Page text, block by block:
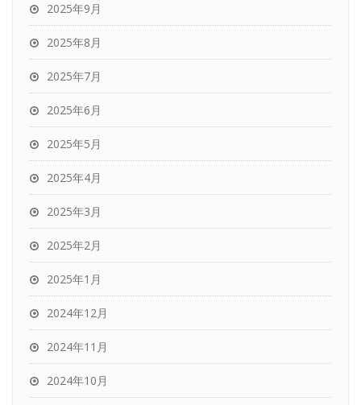
2025年9月
2025年8月
2025年7月
2025年6月
2025年5月
2025年4月
2025年3月
2025年2月
2025年1月
2024年12月
2024年11月
2024年10月